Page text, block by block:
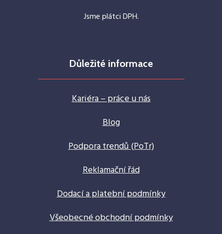
Jsme plátci DPH.
Důležité informace
Kariéra – práce u nás
Blog
Podpora trendů (PoTr)
Reklamační řád
Dodací a platební podmínky
Všeobecné obchodní podmínky